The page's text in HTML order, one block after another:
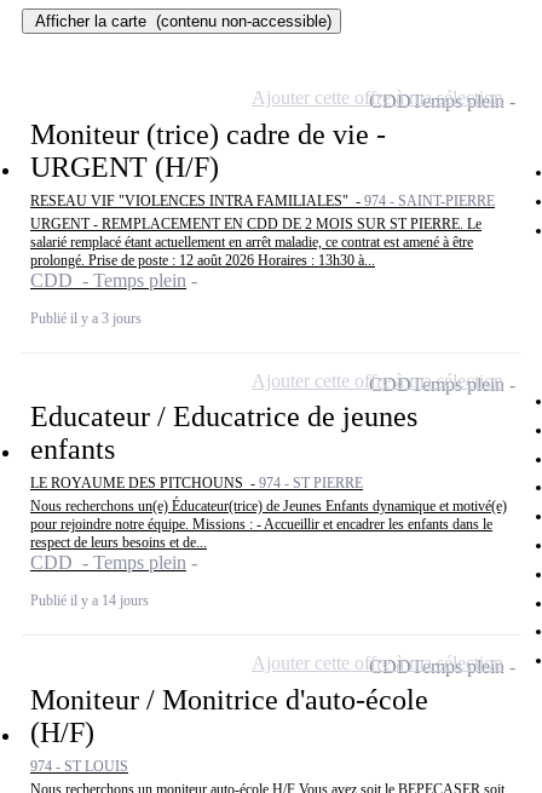
Afficher la carte (contenu non-accessible)
Moniteur (trice) cadre de vie -
URGENT (H/F)
RESEAU VIF "VIOLENCES INTRA FAMILIALES" - 974 - SAINT-PIERRE
URGENT - REMPLACEMENT EN CDD DE 2 MOIS SUR ST PIERRE. Le
salarié remplacé étant actuellement en arrêt maladie, ce contrat est amené à être
prolongé. Prise de poste : 12 août 2026 Horaires : 13h30 à...
CDD - Temps plein
Publié il y a 3 jours
CDDTemps plein
Ajouter cette offre à ma sélection
Educateur / Educatrice de jeunes
enfants
LE ROYAUME DES PITCHOUNS - 974 - ST PIERRE
Nous recherchons un(e) Éducateur(trice) de Jeunes Enfants dynamique et motivé(e)
pour rejoindre notre équipe. Missions : - Accueillir et encadrer les enfants dans le
respect de leurs besoins et de...
CDD - Temps plein
Publié il y a 14 jours
CDDTemps plein
Ajouter cette offre à ma sélection
Moniteur / Monitrice d'auto-école
(H/F)
974 - ST LOUIS
CDDTemps plein
Ajouter cette offre à ma sélection